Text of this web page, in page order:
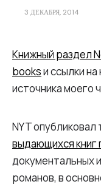
3 ДЕКАБРЯ, 2014
Книжный раздел
booksи ссылки
источника моего
NYT
выдающихся книг
документальных
романов, в